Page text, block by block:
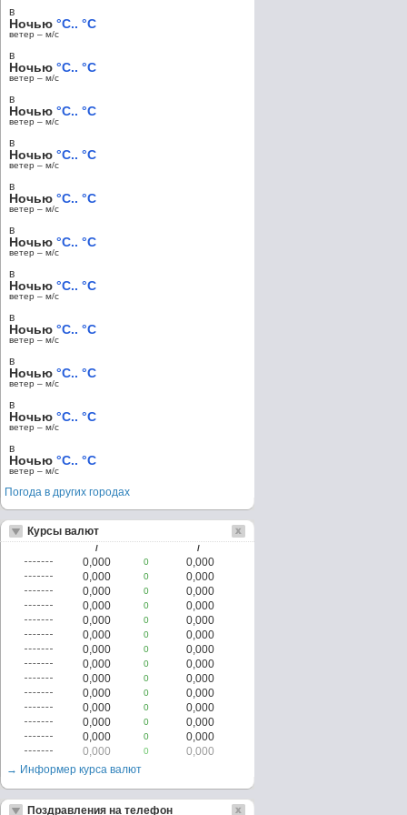
в
Ночью °C.. °C
ветер – м/c
в
Ночью °C.. °C
ветер – м/c
в
Ночью °C.. °C
ветер – м/c
в
Ночью °C.. °C
ветер – м/c
в
Ночью °C.. °C
ветер – м/c
в
Ночью °C.. °C
ветер – м/c
в
Ночью °C.. °C
ветер – м/c
в
Ночью °C.. °C
ветер – м/c
в
Ночью °C.. °C
ветер – м/c
в
Ночью °C.. °C
ветер – м/c
в
Ночью °C.. °C
ветер – м/c
Погода в других городах
Курсы валют
/ /
0,000 0
0,000
0,000
0
0,000
0,000
0
0,000
0,000
0
0,000
0,000
0
0,000
0,000
0
0,000
0,000
0
0,000
0,000
0
0,000
0,000
0
0,000
0,000
0
0,000
0,000
0
0,000
0,000
0
0,000
0,000
0
0,000
0,000
0
0,000
→ Информер курса валют
Поздравления на телефон